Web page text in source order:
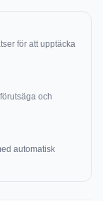
för att upptäcka
och
automatisk